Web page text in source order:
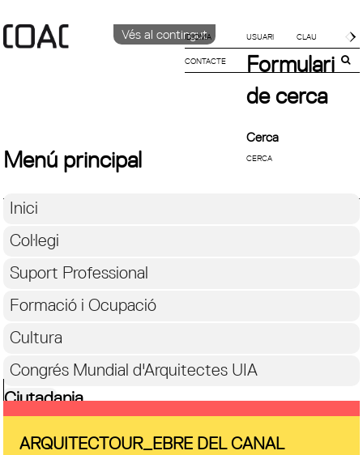
Vés al contingut
IDIOMA
CATALÀ
CONTACTE
Formulari
de cerca
Cerca
Menú principal
Inici
Col·legi
Suport Professional
Formació i Ocupació
Cultura
Congrés Mundial d'Arquitectes UIA
Ciutadania
ARQUITECTOUR_EBRE DEL CANAL